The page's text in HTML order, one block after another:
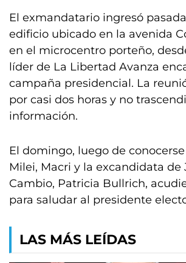
El exmandatario ingresó
edificio ubicado en la avenida
en el microcentro porteño,
líder de La Libertad Avanza
campaña presidencial. La
por casi dos horas y no
información.
El domingo, luego de
Milei, Macri y la excandidata de
Cambio, Patricia Bullrich,
para saludar al presidente
LAS MÁS LEÍDAS